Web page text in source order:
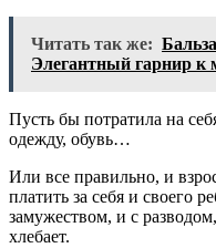
Читать так же:
Элегантный гарнир к
Пусть бы потратила на
одежду, обувь…
Или все правильно, и
платить за себя и своего
замужеством, и с
хлебает.